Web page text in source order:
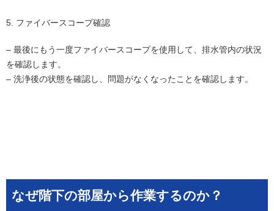
5. ファイバースコープ確認
– 最後にもう一度ファイバースコープを使用して、排水管内の状況
を確認します。
– 洗浄後の状態を確認し、問題がなくなったことを確認します。
なぜ階下の部屋から作業するのか？